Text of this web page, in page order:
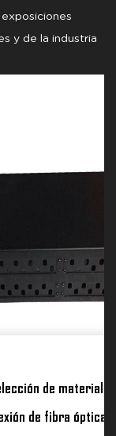
y de la industria
para
al